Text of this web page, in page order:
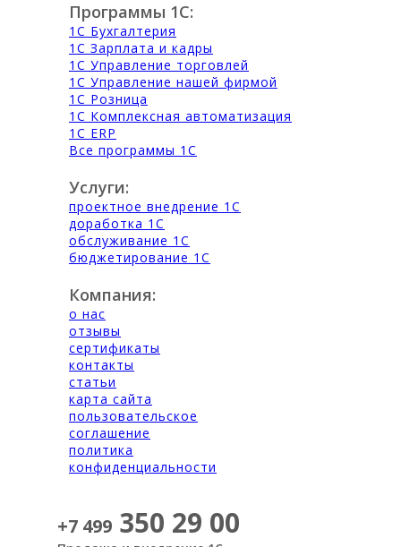
Программы 1С:
1С Бухгалтерия
1С Зарплата и кадры
1С Управление торговлей
1С Управление нашей фирмой
1С Розница
1С Комплексная автоматизация
1С ERP
Все программы 1С
Услуги:
проектное внедрение 1С
доработка 1С
обслуживание 1С
бюджетирование 1С
Компания:
о нас
отзывы
сертификаты
контакты
статьи
карта сайта
пользовательское
соглашение
политика
конфиденциальности
+7 499 350 29 00